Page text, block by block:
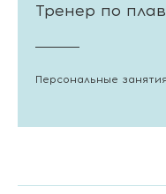
Тренер по
Персональные